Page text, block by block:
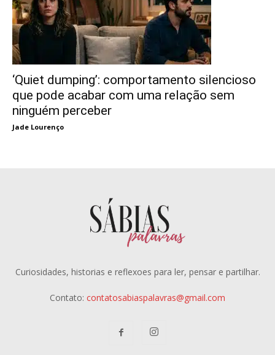
‘Quiet dumping’: comportamento silencioso
que pode acabar com uma relação sem
ninguém perceber
Jade Lourenço
Curiosidades, historias e reflexoes para ler, pensar e partilhar.
Contato: contatosabiaspalavras@gmail.com